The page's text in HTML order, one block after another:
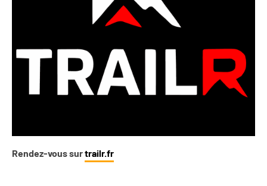
Rendez-vous surtrailr.fr